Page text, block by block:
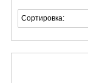
Сортировка: